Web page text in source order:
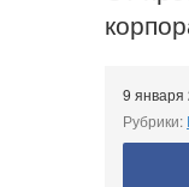
9 января
Рубрики: